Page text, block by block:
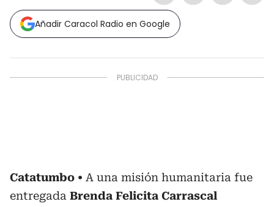
Añadir Caracol Radio en Google
Catatumbo
A una misión humanitaria fue
entregada Brenda Felicita Carrascal